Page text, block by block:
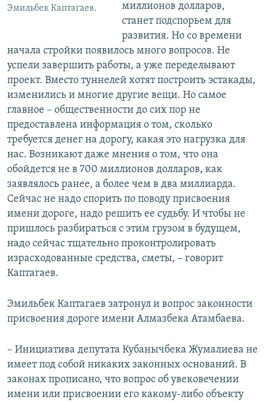
Эмильбек Каптагаев.
миллионов долларов,
станет подспорьем для
развития. Но со времени
начала стройки появилось много вопросов. Не
успели завершить работы, а уже переделывают
проект. Вместо туннелей хотят построить эстакады,
изменились и многие другие вещи. Но самое
главное – общественности до сих пор не
предоставлена информация о том, сколько
требуется денег на дорогу, какая это нагрузка для
нас. Возникают даже мнения о том, что она
обойдется не в 700 миллионов долларов, как
заявлялось ранее, а более чем в два миллиарда.
Сейчас не надо спорить по поводу присвоения
имени дороге, надо решить ее судьбу. И чтобы не
пришлось разбираться с этим грузом в будущем,
надо сейчас тщательно проконтролировать
израсходованные средства, сметы, – говорит
Каптагаев.
Эмильбек Каптагаев затронул и вопрос законности
присвоения дороге имени Алмазбека Атамбаева.
– Инициатива депутата Кубанычбека Жумалиева не
имеет под собой никаких законных оснований. В
законах прописано, что вопрос об увековечении
имени или присвоении его какому-либо объекту